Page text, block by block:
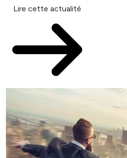
Lire cette actualité